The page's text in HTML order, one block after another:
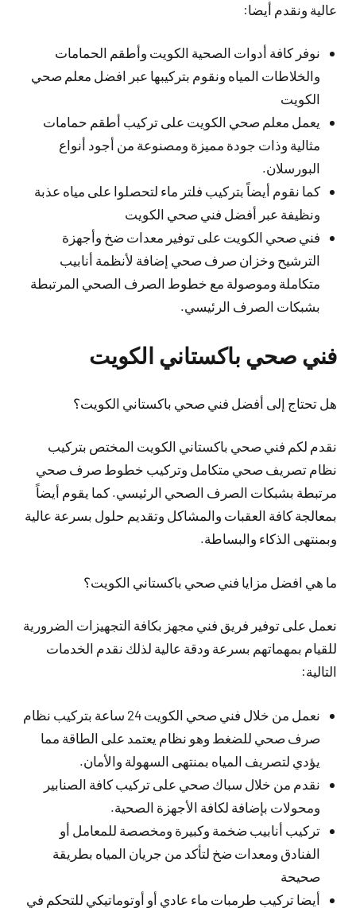
عالية ونقدم أيضا:
نوفر كافة أدوات الصحية الكويت وأطقم الحمامات
والخلاطات المياه ونقوم بتركيبها عبر افضل معلم صحي
الكويت
يعمل معلم صحي الكويت على تركيب أطقم حمامات
مثالية وذات جودة مميزة ومصنوعة من أجود أنواع
البورسلان.
كما نقوم أيضاً بتركيب فلتر ماء لتحصلوا على مياه عذبة
ونظيفة عبر أفضل فني صحي الكويت
فني صحي الكويت على توفير معدات ضخ وأجهزة
الترشيح وخزان صرف صحي إضافة لأنظمة أنابيب
متكاملة وموصولة مع خطوط الصرف الصحي المرتبطة
بشبكات الصرف الرئيسي.
فني صحي باكستاني الكويت
هل تحتاج إلى أفضل فني صحي باكستاني الكويت؟
نقدم لكم فني صحي باكستاني الكويت المختص بتركيب
نظام تصريف صحي متكامل وتركيب خطوط صرف صحي
مرتبطة بشبكات الصرف الصحي الرئيسي. كما يقوم أيضاً
بمعالجة كافة العقبات والمشاكل وتقديم حلول بسرعة عالية
وبمنتهى الذكاء والبساطة.
ما هي افضل مزايا فني صحي باكستاني الكويت؟
نعمل على توفير فريق فني مجهز بكافة التجهيزات الضرورية
للقيام بمهماتهم بسرعة ودقة عالية لذلك نقدم الخدمات
التالية:
نعمل من خلال فني صحي الكويت 24 ساعة بتركيب نظام
صرف صحي للضغط وهو نظام يعتمد على الطاقة مما
يؤدي لتصريف المياه بمنتهى السهولة والأمان.
نقدم من خلال سباك صحي على تركيب كافة الصنابير
ومحولات بإضافة لكافة الأجهزة الصحية.
تركيب أنابيب ضخمة وكبيرة ومخصصة للمعامل أو
الفنادق ومعدات ضخ لتأكد من جريان المياه بطريقة
صحيحة
أيضا تركيب طرمبات ماء عادي أو أوتوماتيكي للتحكم في